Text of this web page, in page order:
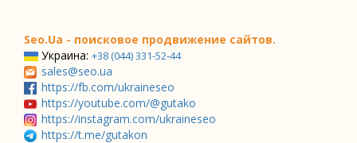
Seo.Ua - поисковое продвижение сайтов.
Украина: +38 (044) 331-52-44
sales@seo.ua
https://fb.com/ukraineseo
https://youtube.com/@gutako
https://instagram.com/ukraineseo
https://t.me/gutakon